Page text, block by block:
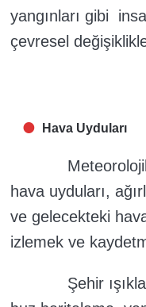
yangınları gibi
çevresel
Hava Uyduları
Meteorolojik
hava uyduları,
ve gelecekteki
izlemek ve
Şehir ışıkları,